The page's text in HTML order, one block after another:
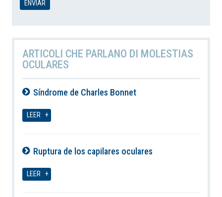
ARTICOLI CHE PARLANO DI MOLESTIAS
OCULARES
Síndrome de Charles Bonnet
LEER
Ruptura de los capilares oculares
LEER